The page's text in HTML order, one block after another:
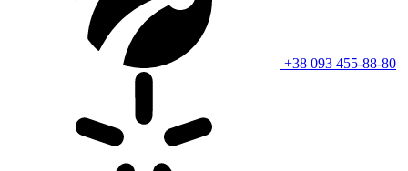
+38 093 455-88-80